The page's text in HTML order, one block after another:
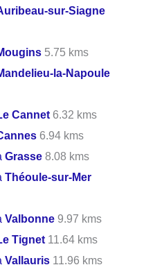
sur-Siagne
5.75 kms
la-Napoule
Cannet 6.32 kms
6.94 kms
Grasse 8.08 kms
Théoule-sur-Mer
Valbonne 9.97 kms
Tignet 11.64 kms
Vallauris 11.96 kms